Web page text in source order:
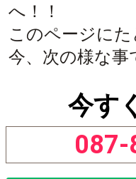
へ！！
このページに
今、次の様な事
今す
087-